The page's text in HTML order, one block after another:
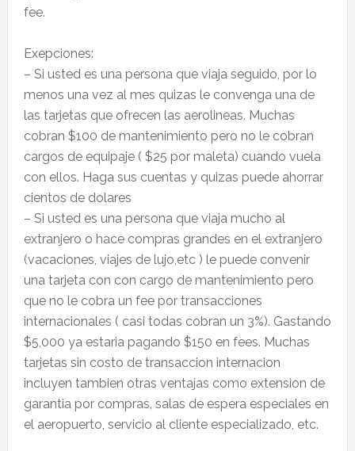
fee.
Exepciones:
– Si usted es una persona que viaja seguido, por lo
menos una vez al mes quizas le convenga una de
las tarjetas que ofrecen las aerolineas. Muchas
cobran $100 de mantenimiento pero no le cobran
cargos de equipaje ( $25 por maleta) cuando vuela
con ellos. Haga sus cuentas y quizas puede ahorrar
cientos de dolares
– Si usted es una persona que viaja mucho al
extranjero o hace compras grandes en el extranjero
(vacaciones, viajes de lujo,etc ) le puede convenir
una tarjeta con con cargo de mantenimiento pero
que no le cobra un fee por transacciones
internacionales ( casi todas cobran un 3%). Gastando
$5,000 ya estaria pagando $150 en fees. Muchas
tarjetas sin costo de transaccion internacion
incluyen tambien otras ventajas como extension de
garantia por compras, salas de espera especiales en
el aeropuerto, servicio al cliente especializado, etc.